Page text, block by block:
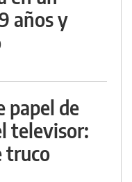
años y
papel de
televisor:
truco